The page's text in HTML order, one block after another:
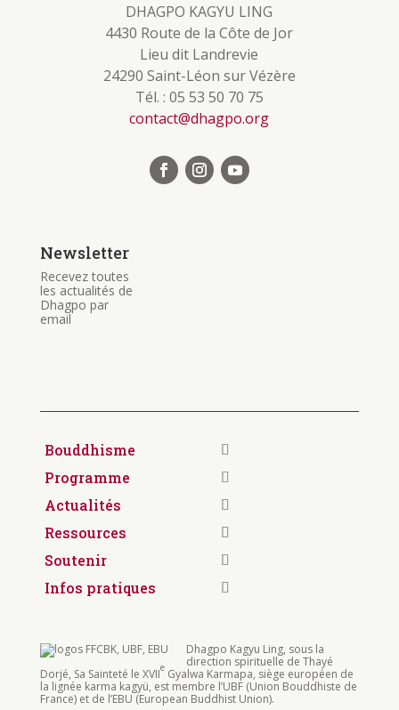
DHAGPO KAGYU LING
4430 Route de la Côte de Jor
Lieu dit Landrevie
24290 Saint-Léon sur Vézère
Tél. : 05 53 50 70 75
contact@dhagpo.org
Newsletter
Recevez toutes
les actualités de
Dhagpo par
email
Bouddhisme
Programme
Actualités
Ressources
Soutenir
Infos pratiques
Dhagpo Kagyu Ling, sous la
direction spirituelle de Thayé
Dorjé, Sa Sainteté le XVIIeGyalwa Karmapa, siège européen de
la lignée karma kagyü, est membre l’UBF (Union Bouddhiste de
France) et de l’EBU (European Buddhist Union).